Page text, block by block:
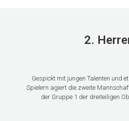
2.
Gespickt mit jungen Talenten und
Spielern agiert die zweite
der Gruppe 1 der dreiteiligen